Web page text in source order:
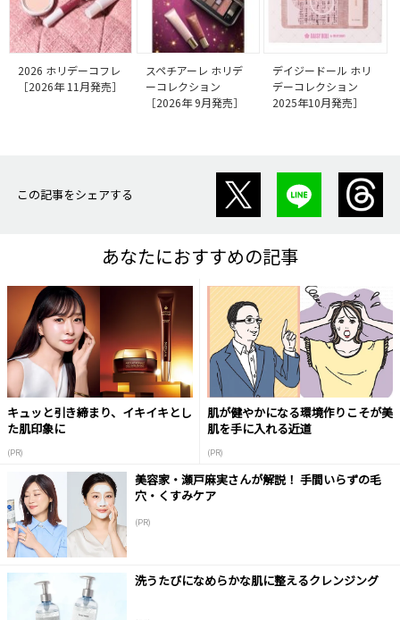
2026 ホリデーコフレ
［2026年 11月発売］
スペチアーレ ホリデ
ーコレクション
［2026年 9月発売］
デイジードール ホリ
デーコレクション
2025年10月発売］
この記事をシェアする
あなたにおすすめの記事
キュッと引き締まり、イキイキとし
た肌印象に
(PR)
肌が健やかになる環境作りこそが美
肌を手に入れる近道
(PR)
美容家・瀬戸麻実さんが解説！ 手間いらずの毛
穴・くすみケア
(PR)
洗うたびになめらかな肌に整えるクレンジング